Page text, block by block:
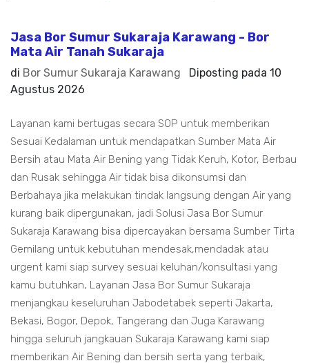
Jasa Bor Sumur Sukaraja Karawang - Bor
Mata Air Tanah Sukaraja
di Bor Sumur Sukaraja Karawang Diposting pada 10
Agustus 2026
Layanan kami bertugas secara SOP untuk memberikan
Sesuai Kedalaman untuk mendapatkan Sumber Mata Air
Bersih atau Mata Air Bening yang Tidak Keruh, Kotor, Berbau
dan Rusak sehingga Air tidak bisa dikonsumsi dan
Berbahaya jika melakukan tindak langsung dengan Air yang
kurang baik dipergunakan, jadi Solusi Jasa Bor Sumur
Sukaraja Karawang bisa dipercayakan bersama Sumber Tirta
Gemilang untuk kebutuhan mendesak,mendadak atau
urgent kami siap survey sesuai keluhan/konsultasi yang
kamu butuhkan, Layanan Jasa Bor Sumur Sukaraja
menjangkau keseluruhan Jabodetabek seperti Jakarta,
Bekasi, Bogor, Depok, Tangerang dan Juga Karawang
hingga seluruh jangkauan Sukaraja Karawang kami siap
memberikan Air Bening dan bersih serta yang terbaik,